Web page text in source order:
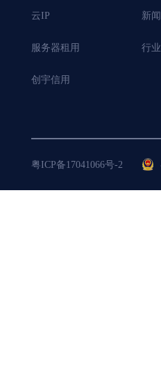
云IP
服务器租用
创宇信用
新
行
粤ICP备17041066号-2